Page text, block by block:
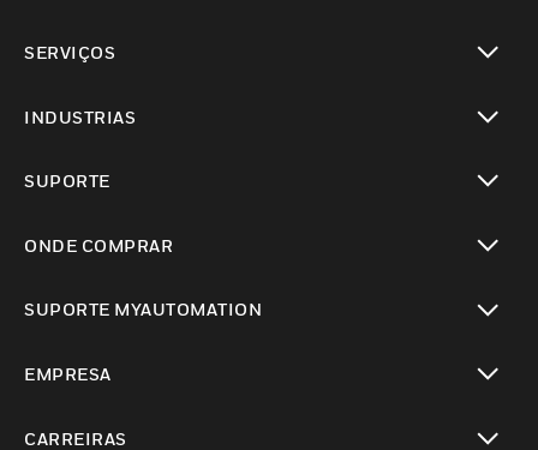
SERVIÇOS
INDUSTRIAS
SUPORTE
ONDE COMPRAR
SUPORTE MYAUTOMATION
EMPRESA
CARREIRAS